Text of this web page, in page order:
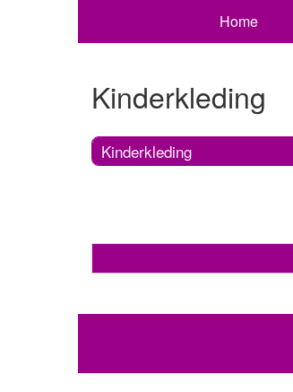
Home
Kinderkleding
Kinderkleding